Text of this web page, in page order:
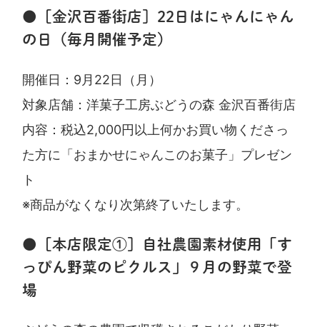
●［金沢百番街店］22日はにゃんにゃん
の日（毎月開催予定）
開催日：9月22日（月）
対象店舗：洋菓子工房ぶどうの森 金沢百番街店
内容：税込2,000円以上何かお買い物くださっ
た方に「おまかせにゃんこのお菓子」プレゼン
ト
※商品がなくなり次第終了いたします。
●［本店限定①］自社農園素材使用「す
っぴん野菜のピクルス」９月の野菜で登
場